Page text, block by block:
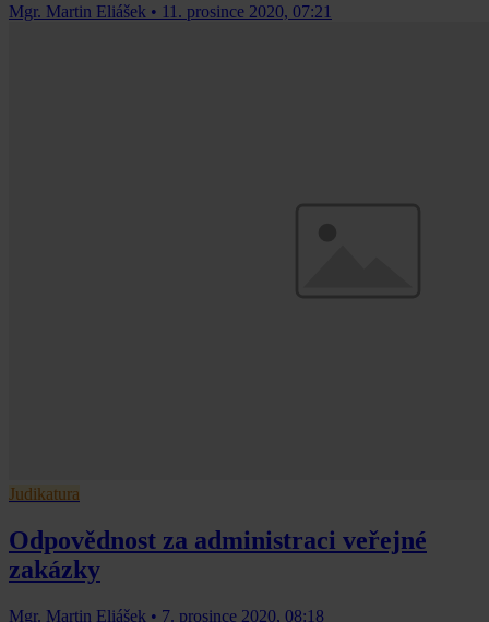
Mgr. Martin Eliášek • 11. prosince 2020, 07:21
Judikatura
Odpovědnost za administraci veřejné
zakázky
Mgr. Martin Eliášek • 7. prosince 2020, 08:18